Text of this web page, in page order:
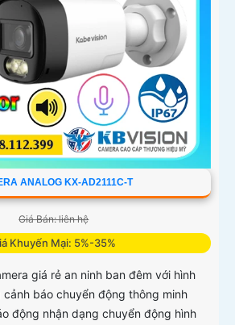
ANALOG KX-AD2111C-T
Giá Bán: liên hệ
Khuyến Mại: 5%-35%
giá rẻ an ninh ban đêm với hình
cảnh báo chuyển động thông minh
động nhận dạng chuyển động hình